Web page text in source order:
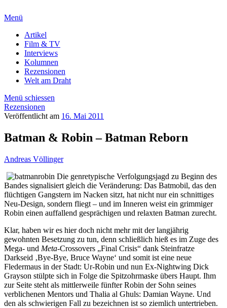
Menü
Artikel
Film & TV
Interviews
Kolumnen
Rezensionen
Welt am Draht
Menü schiessen
Rezensionen
Veröffentlicht am 16. Mai 2011
Batman & Robin – Batman Reborn
Andreas Völlinger
Die genretypische Verfolgungsjagd zu Beginn des
Bandes signalisiert gleich die Veränderung: Das Batmobil, das den
flüchtigen Gangstern im Nacken sitzt, hat nicht nur ein schnittiges
Neu-Design, sondern fliegt – und im Inneren weist ein grimmiger
Robin einen auffallend gesprächigen und relaxten Batman zurecht.
Klar, haben wir es hier doch nicht mehr mit der langjährig
gewohnten Besetzung zu tun, denn schließlich hieß es im Zuge des
Mega- und Meta-Crossovers „Final Crisis“ dank Steinfratze
Darkseid ‚Bye-Bye, Bruce Wayne‘ und somit ist eine neue
Fledermaus in der Stadt: Ur-Robin und nun Ex-Nightwing Dick
Grayson stülpte sich in Folge die Spitzohrmaske übers Haupt. Ihm
zur Seite steht als mittlerweile fünfter Robin der Sohn seines
verblichenen Mentors und Thalia al Ghuls: Damian Wayne. Und
den als schwierigen Fall zu bezeichnen ist so ziemlich untertrieben.